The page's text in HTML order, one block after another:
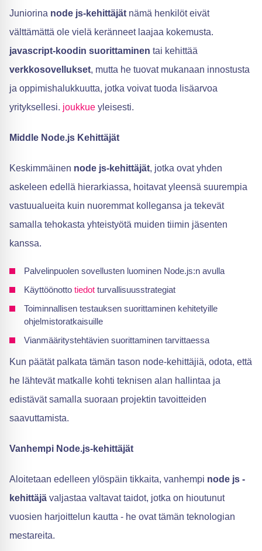
Juniorina node js-kehittäjät nämä henkilöt eivät
välttämättä ole vielä keränneet laajaa kokemusta.
javascript-koodin suorittaminen tai kehittää
verkkosovellukset, mutta he tuovat mukanaan innostusta
ja oppimishalukkuutta, jotka voivat tuoda lisäarvoa
yrityksellesi. joukkue yleisesti.
Middle Node.js Kehittäjät
Keskimmäinen node js-kehittäjät, jotka ovat yhden
askeleen edellä hierarkiassa, hoitavat yleensä suurempia
vastuualueita kuin nuoremmat kollegansa ja tekevät
samalla tehokasta yhteistyötä muiden tiimin jäsenten
kanssa.
Palvelinpuolen sovellusten luominen Node.js:n avulla
Käyttöönotto tiedot turvallisuusstrategiat
Toiminnallisen testauksen suorittaminen kehitetyille
ohjelmistoratkaisuille
Vianmääritystehtävien suorittaminen tarvittaessa
Kun päätät palkata tämän tason node-kehittäjiä, odota, että
he lähtevät matkalle kohti teknisen alan hallintaa ja
edistävät samalla suoraan projektin tavoitteiden
saavuttamista.
Vanhempi Node.js-kehittäjät
Aloitetaan edelleen ylöspäin tikkaita, vanhempi node js -
kehittäjä valjastaa valtavat taidot, jotka on hioutunut
vuosien harjoittelun kautta - he ovat tämän teknologian
mestareita.